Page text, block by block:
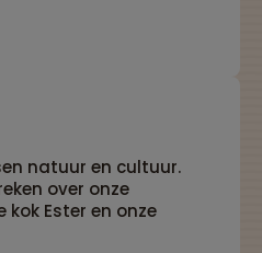
natuur en cultuur.
over onze
kok Ester en onze